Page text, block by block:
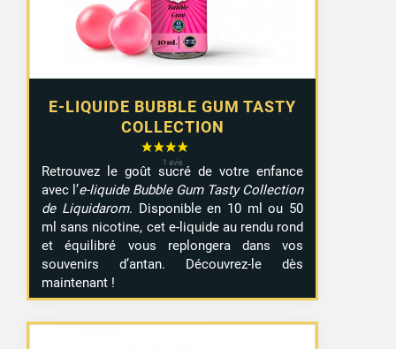
E-LIQUIDE BUBBLE GUM TASTY
COLLECTION
15,90 €
Retrouvez le goût sucré de votre enfance
avec l’e-liquide Bubble Gum Tasty Collection
de Liquidarom. Disponible en 10 ml ou 50
ml sans nicotine, cet e-liquide au rendu rond
et équilibré vous replongera dans vos
souvenirs d’antan. Découvrez-le dès
maintenant !